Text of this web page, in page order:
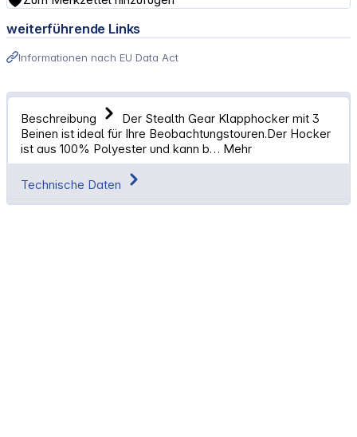
weiterführende Links
Informationen nach EU Data Act
Beschreibung
Der Stealth Gear Klapphocker mit 3
Beinen ist ideal für Ihre Beobachtungstouren.Der Hocker
ist aus 100% Polyester und kann b… Mehr
Technische Daten